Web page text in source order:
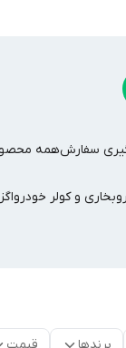
سفارشهمه
بخاری و کولر خودرو